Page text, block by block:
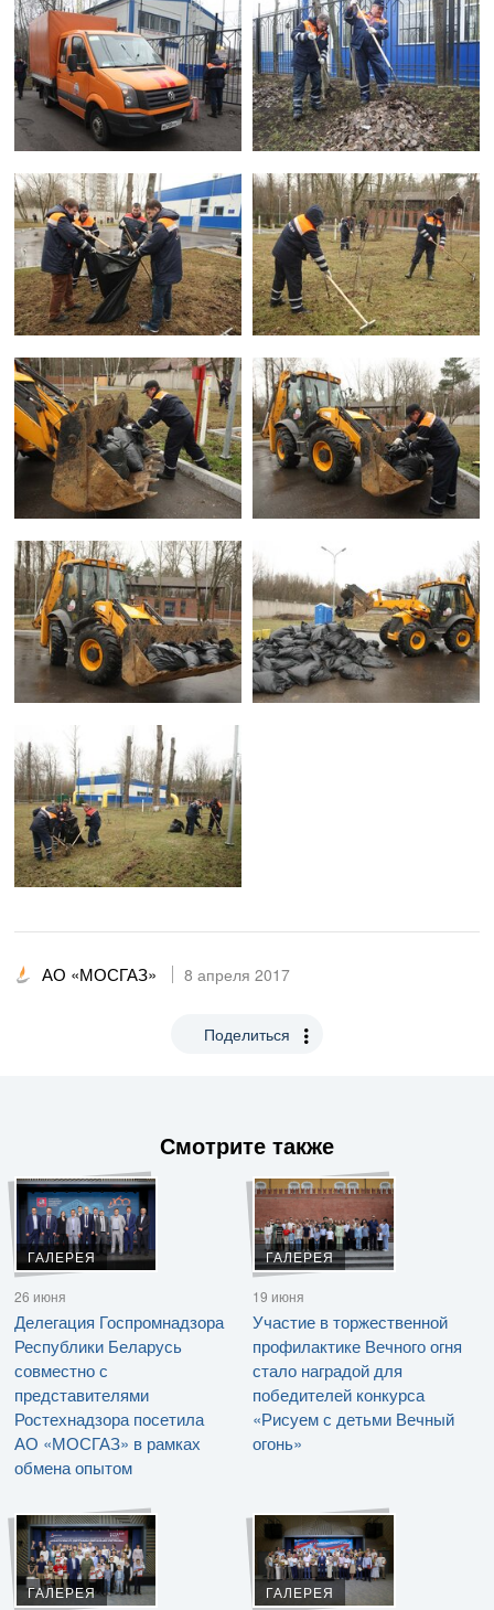
АО «МОСГАЗ» 8 апреля 2017
Поделиться
Смотрите также
ГАЛЕРЕЯ
26 июня
Делегация Госпромнадзора
Республики Беларусь
совместно с
представителями
Ростехнадзора посетила
АО «МОСГАЗ» в рамках
обмена опытом
ГАЛЕРЕЯ
19 июня
Участие в торжественной
профилактике Вечного огня
стало наградой для
победителей конкурса
«Рисуем с детьми Вечный
огонь»
ГАЛЕРЕЯ ГАЛЕРЕЯ